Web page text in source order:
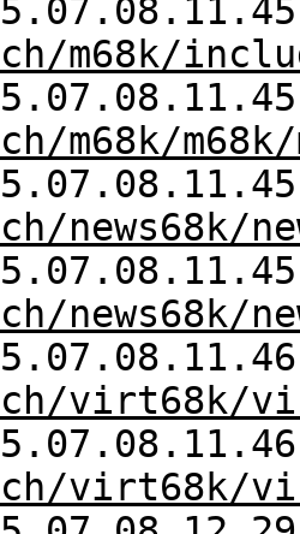
m68k/
m68k/
news68k/
news68k/
virt68k/
virt68k/